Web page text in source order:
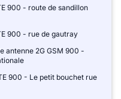
900 - route de sandillon
900 - rue de gautray
antenne 2G GSM 900 -
900 - Le petit bouchet rue